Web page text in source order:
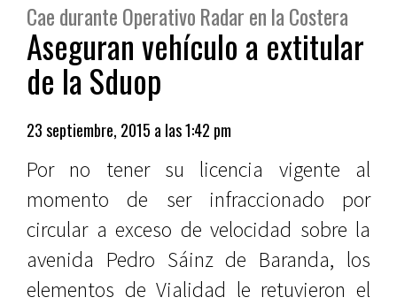
Cae durante Operativo Radar en la Costera
Aseguran vehículo a extitular
de la Sduop
23 septiembre, 2015 a las 1:42 pm
Por no tener su licencia vigente al
momento de ser infraccionado por
circular a exceso de velocidad sobre la
avenida Pedro Sáinz de Baranda, los
elementos de Vialidad le retuvieron el